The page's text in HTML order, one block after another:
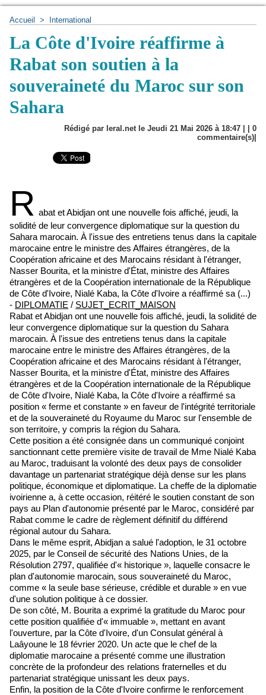
Accueil > International
La Côte d'Ivoire réaffirme à
Rabat son soutien à la
souveraineté du Maroc sur son
Sahara
Rédigé par leral.net le Jeudi 21 Mai 2026 à 18:47 | | 0
commentaire(s)|
R abat et Abidjan ont une nouvelle fois affiché, jeudi, la
solidité de leur convergence diplomatique sur la question du
Sahara marocain. À l'issue des entretiens tenus dans la capitale
marocaine entre le ministre des Affaires étrangères, de la
Coopération africaine et des Marocains résidant à l'étranger,
Nasser Bourita, et la ministre d'État, ministre des Affaires
étrangères et de la Coopération internationale de la République
de Côte d'Ivoire, Nialé Kaba, la Côte d'Ivoire a réaffirmé sa (...)
- DIPLOMATIE / SUJET_ECRIT_MAISON
Rabat et Abidjan ont une nouvelle fois affiché, jeudi, la solidité de
leur convergence diplomatique sur la question du Sahara
marocain. À l'issue des entretiens tenus dans la capitale
marocaine entre le ministre des Affaires étrangères, de la
Coopération africaine et des Marocains résidant à l'étranger,
Nasser Bourita, et la ministre d'État, ministre des Affaires
étrangères et de la Coopération internationale de la République
de Côte d'Ivoire, Nialé Kaba, la Côte d'Ivoire a réaffirmé sa
position « ferme et constante » en faveur de l'intégrité territoriale
et de la souveraineté du Royaume du Maroc sur l'ensemble de
son territoire, y compris la région du Sahara.
Cette position a été consignée dans un communiqué conjoint
sanctionnant cette première visite de travail de Mme Nialé Kaba
au Maroc, traduisant la volonté des deux pays de consolider
davantage un partenariat stratégique déjà dense sur les plans
politique, économique et diplomatique. La cheffe de la diplomatie
ivoirienne a, à cette occasion, réitéré le soutien constant de son
pays au Plan d'autonomie présenté par le Maroc, considéré par
Rabat comme le cadre de règlement définitif du différend
régional autour du Sahara.
Dans le même esprit, Abidjan a salué l'adoption, le 31 octobre
2025, par le Conseil de sécurité des Nations Unies, de la
Résolution 2797, qualifiée d'« historique », laquelle consacre le
plan d'autonomie marocain, sous souveraineté du Maroc,
comme « la seule base sérieuse, crédible et durable » en vue
d'une solution politique à ce dossier.
De son côté, M. Bourita a exprimé la gratitude du Maroc pour
cette position qualifiée d'« immuable », mettant en avant
l'ouverture, par la Côte d'Ivoire, d'un Consulat général à
Laâyoune le 18 février 2020. Un acte que le chef de la
diplomatie marocaine a présenté comme une illustration
concrète de la profondeur des relations fraternelles et du
partenariat stratégique unissant les deux pays.
Enfin, la position de la Côte d'Ivoire confirme le renforcement